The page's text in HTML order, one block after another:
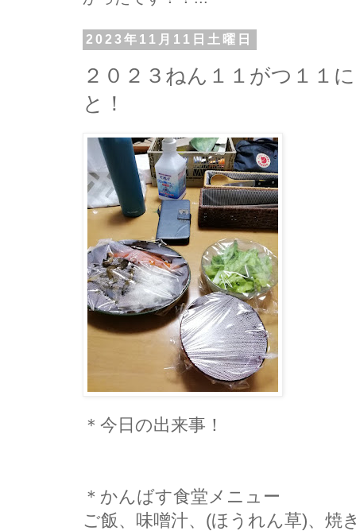
2023年11月11日土曜日
２０２３ねん１１がつ１１
と！
＊今日の出来事！
＊かんばす食堂メニュー
ご飯、味噌汁、(ほうれん草)、焼